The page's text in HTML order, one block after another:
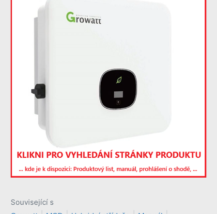
Související s